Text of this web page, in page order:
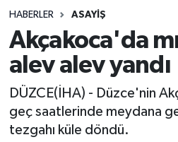
HABERLER ASAYIŞ
Akçakoca'da
alev alev yandı
DÜZCE(İHA) - Düzce'nin
geç saatlerinde meydana
tezgahı küle döndü.
Spor
Teknoloji
Yaşam